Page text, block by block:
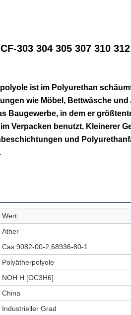
303 304 305 307 310 312
ist im Polyurethan
wie Möbel, Bettwäsche
Baugewerbe, in dem er
Verpacken benutzt. Kleinerer
und
Wert
Äther
Cas 9082-00-2,68936-80-1
Polyätherpolyole
NOH H [OC3H6]
China
Industrieller Grad